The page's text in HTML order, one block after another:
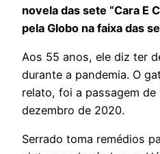
novela das sete “Cara E
pela Globo na faixa das
Aos 55 anos, ele diz ter
durante a pandemia. O
relato, foi a passagem de
dezembro de 2020.
Serrado toma remédios